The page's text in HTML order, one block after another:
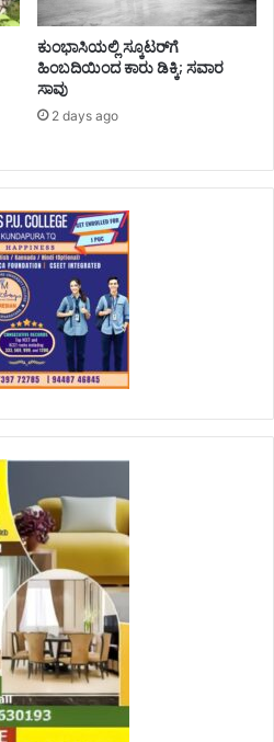
ಕುಂಭಾಸಿಯಲ್ಲಿ ಸ್ಕೂಟರ್‌ಗೆ
ಹಿಂಬದಿಯಿಂದ ಕಾರು ಡಿಕ್ಕಿ; ಸವಾರ
ಸಾವು
2 days ago